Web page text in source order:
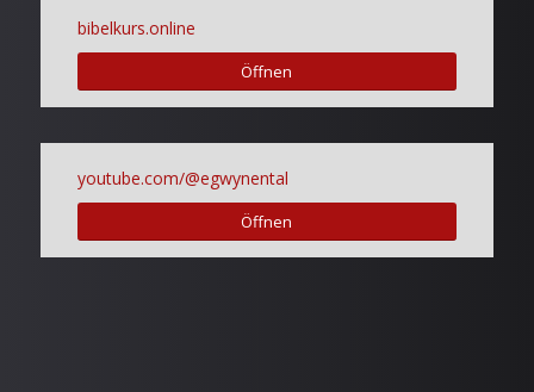
bibelkurs.online
Öffnen
youtube.com/@egwynental
Öffnen